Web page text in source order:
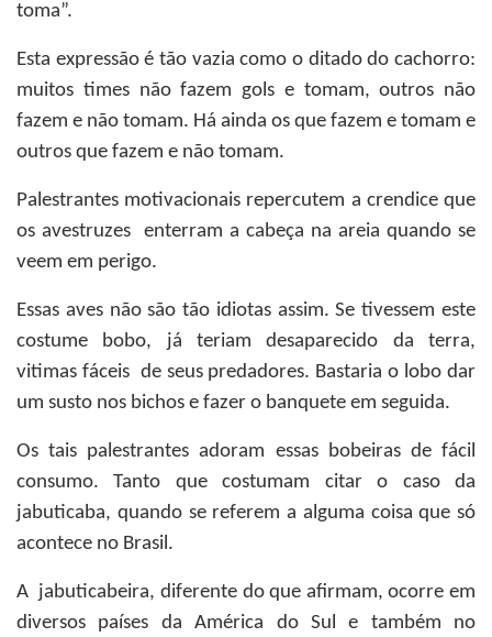
toma”.
Esta expressão é tão vazia como o ditado do cachorro:
muitos times não fazem gols e tomam, outros não
fazem e não tomam. Há ainda os que fazem e tomam e
outros que fazem e não tomam.
Palestrantes motivacionais repercutem a crendice que
os avestruzes enterram a cabeça na areia quando se
veem em perigo.
Essas aves não são tão idiotas assim. Se tivessem este
costume bobo, já teriam desaparecido da terra,
vitimas fáceis de seus predadores. Bastaria o lobo dar
um susto nos bichos e fazer o banquete em seguida.
Os tais palestrantes adoram essas bobeiras de fácil
consumo. Tanto que costumam citar o caso da
jabuticaba, quando se referem a alguma coisa que só
acontece no Brasil.
A jabuticabeira, diferente do que afirmam, ocorre em
diversos países da América do Sul e também no